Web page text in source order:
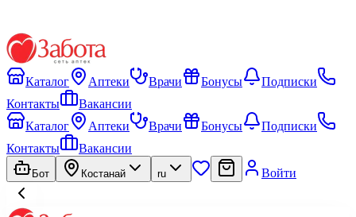
Каталог Аптеки Врачи Бонусы
Подписки
Контакты
Вакансии
Каталог
Аптеки Врачи Бонусы
Подписки
Контакты
Вакансии
Бот Костанай ru Войти